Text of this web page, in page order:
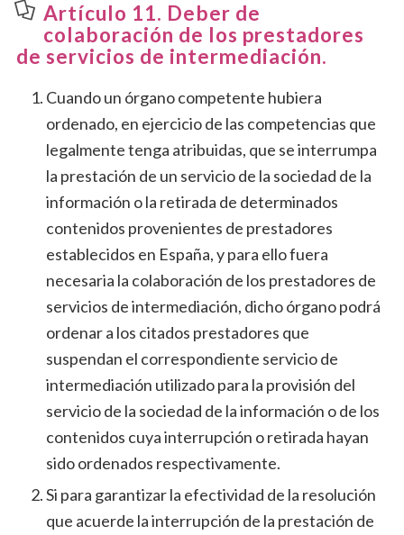
Artículo 11. Deber de
colaboración de los prestadores
de servicios de intermediación.
Cuando un órgano competente hubiera
ordenado, en ejercicio de las competencias que
legalmente tenga atribuidas, que se interrumpa
la prestación de un servicio de la sociedad de la
información o la retirada de determinados
contenidos provenientes de prestadores
establecidos en España, y para ello fuera
necesaria la colaboración de los prestadores de
servicios de intermediación, dicho órgano podrá
ordenar a los citados prestadores que
suspendan el correspondiente servicio de
intermediación utilizado para la provisión del
servicio de la sociedad de la información o de los
contenidos cuya interrupción o retirada hayan
sido ordenados respectivamente.
Si para garantizar la efectividad de la resolución
que acuerde la interrupción de la prestación de